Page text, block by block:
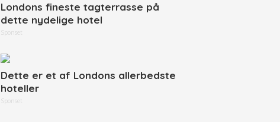
Londons fineste tagterrasse på
dette nydelige hotel
Sponset
Dette er et af Londons allerbedste
hoteller
Sponset